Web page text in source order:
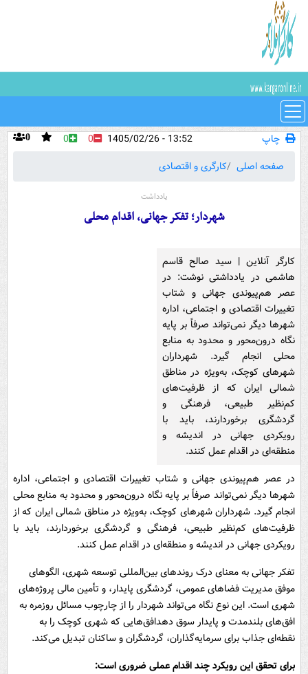
چاپ 0 0 0
13:52 - 1405/02/26
صفحه اصلی
کارگری و اقتصادی
یادداشت
شهردار؛ تفکر جهانی، اقدام محلی
کارگر آنلاین | سید صالح قاسم
هاشمی در یادداشتی نوشت: در
عصر هم‌پیوندی جهانی و شتاب
تغییرات اقتصادی و اجتماعی، اداره
شهرها دیگر نمی‌تواند صرفاً بر پایه
نگاه درون‌محور و محدود به منابع
محلی انجام گیرد. شهرداران
شهرهای کوچک، به‌ویژه در مناطق
شمالی ایران که از ظرفیت‌های
کم‌نظیر طبیعی، فرهنگی و
گردشگری برخوردارند، باید با
رویکردی جهانی در اندیشه و
منطقه‌ای در اقدام عمل کنند.
در عصر هم‌پیوندی جهانی و شتاب تغییرات اقتصادی و اجتماعی، اداره
شهرها دیگر نمی‌تواند صرفاً بر پایه نگاه درون‌محور و محدود به منابع محلی
انجام گیرد. شهرداران شهرهای کوچک، به‌ویژه در مناطق شمالی ایران که از
ظرفیت‌های کم‌نظیر طبیعی، فرهنگی و گردشگری برخوردارند، باید با
رویکردی جهانی در اندیشه و منطقه‌ای در اقدام عمل کنند.
تفکر جهانی به معنای درک روندهای بین‌المللی توسعه شهری، الگوهای
موفق مدیریت فضاهای عمومی، گردشگری پایدار، و تأمین مالی پروژه‌های
شهری است. این نوع نگاه می‌تواند شهردار را از چارچوب مسائل روزمره به
افق‌های بلندمدت و پایدار سوق دهدافق‌هایی که شهری کوچک را به
نقطه‌ای جذاب برای سرمایه‌گذاران، گردشگران و ساکنان تبدیل می‌کند.
برای تحقق این رویکرد چند اقدام عملی ضروری است: